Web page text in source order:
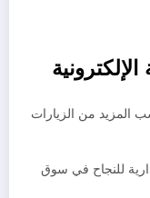
المزيد من الزيارات
للنجاح في سوق